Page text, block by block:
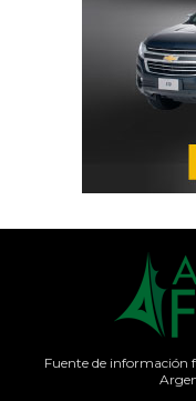
Fuente de información